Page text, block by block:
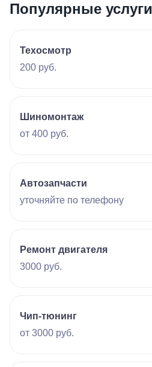
Популярные услуги
Техосмотр
200 руб.
Шиномонтаж
от 400 руб.
Автозапчасти
уточняйте по телефону
Ремонт двигателя
3000 руб.
Чип-тюнинг
от 3000 руб.